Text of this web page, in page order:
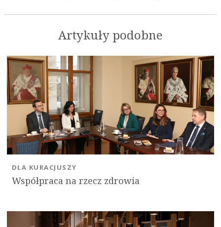
Artykuły podobne
Współpraca na rzecz zdrowia
DLA KURACJUSZY